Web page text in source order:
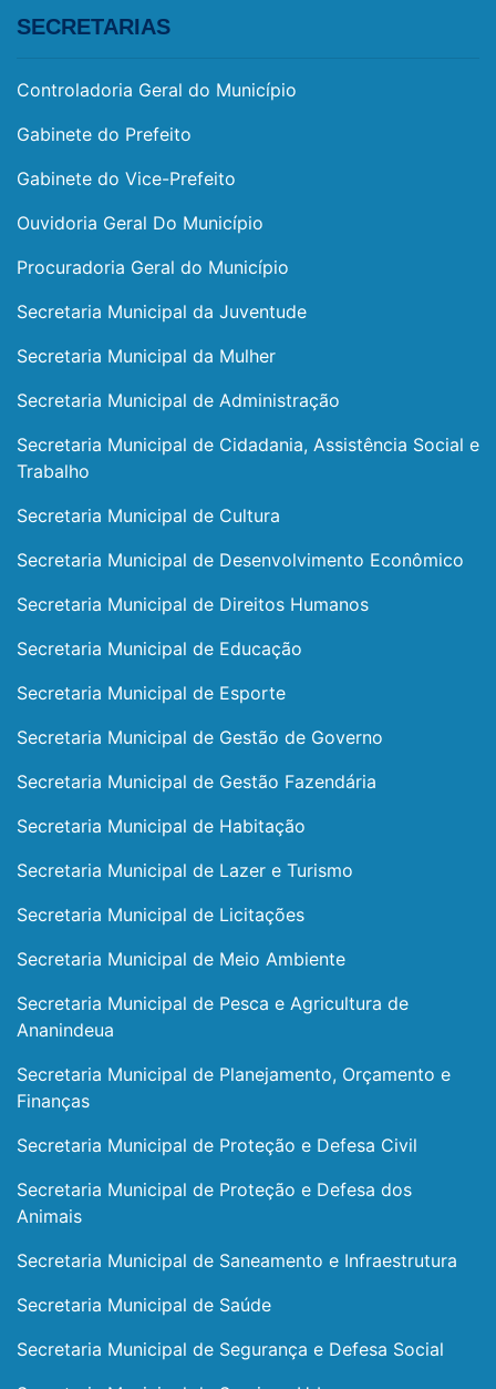
SECRETARIAS
Controladoria Geral do Município
Gabinete do Prefeito
Gabinete do Vice-Prefeito
Ouvidoria Geral Do Município
Procuradoria Geral do Município
Secretaria Municipal da Juventude
Secretaria Municipal da Mulher
Secretaria Municipal de Administração
Secretaria Municipal de Cidadania, Assistência Social e
Trabalho
Secretaria Municipal de Cultura
Secretaria Municipal de Desenvolvimento Econômico
Secretaria Municipal de Direitos Humanos
Secretaria Municipal de Educação
Secretaria Municipal de Esporte
Secretaria Municipal de Gestão de Governo
Secretaria Municipal de Gestão Fazendária
Secretaria Municipal de Habitação
Secretaria Municipal de Lazer e Turismo
Secretaria Municipal de Licitações
Secretaria Municipal de Meio Ambiente
Secretaria Municipal de Pesca e Agricultura de
Ananindeua
Secretaria Municipal de Planejamento, Orçamento e
Finanças
Secretaria Municipal de Proteção e Defesa Civil
Secretaria Municipal de Proteção e Defesa dos
Animais
Secretaria Municipal de Saneamento e Infraestrutura
Secretaria Municipal de Saúde
Secretaria Municipal de Segurança e Defesa Social